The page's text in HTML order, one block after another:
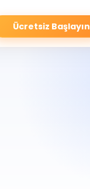
Ücretsiz Başlayın